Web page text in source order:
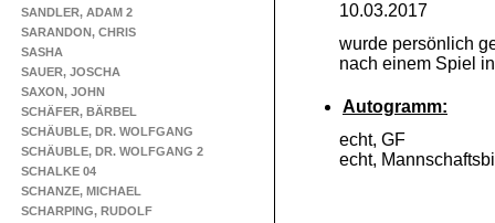
SANDLER, ADAM 2
SARANDON, CHRIS
SASHA
SAUER, JOSCHA
SAXON, JOHN
SCHÄFER, BÄRBEL
SCHÄUBLE, DR. WOLFGANG
SCHÄUBLE, DR. WOLFGANG 2
SCHALKE 04
SCHANZE, MICHAEL
SCHARPING, RUDOLF
10.03.2017
wurde persönlich
nach einem Spiel
Autogramm:
echt, GF
echt,